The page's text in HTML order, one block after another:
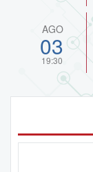
AGO
03
19:30